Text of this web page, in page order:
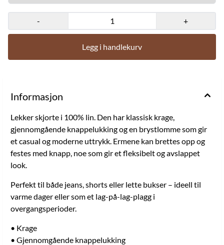
- +
Legg i handlekurv
Informasjon
Lekker skjorte i 100% lin. Den har klassisk krage,
gjennomgående knappelukking og en brystlomme som gir
et casual og moderne uttrykk. Ermene kan brettes opp og
festes med knapp, noe som gir et fleksibelt og avslappet
look.
Perfekt til både jeans, shorts eller lette bukser – ideell til
varme dager eller som et lag-på-lag-plagg i
overgangsperioder.
• Krage
• Gjennomgående knappelukking